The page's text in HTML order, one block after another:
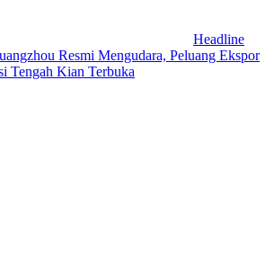
Headline
Resmi Mengudara, Peluang Ekspor
Tengah Kian Terbuka